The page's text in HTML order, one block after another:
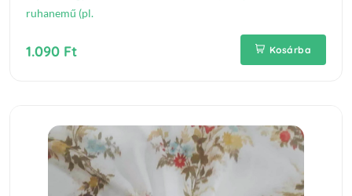
ruhanemű (pl.
1.090 Ft Kosárba